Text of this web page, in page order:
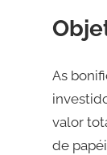
As
valor
de